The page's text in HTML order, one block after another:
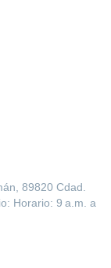
89820 Cdad.
Horario: 9 a.m. a